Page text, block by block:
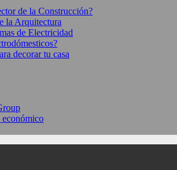
de la Construcción?
la Arquitectura
de Electricidad
decorar tu casa